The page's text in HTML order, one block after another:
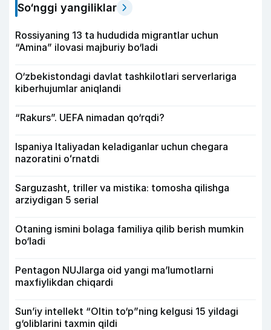
So‘nggi yangiliklar
Rossiyaning 13 ta hududida migrantlar uchun
“Amina” ilovasi majburiy bo‘ladi
O‘zbekistondagi davlat tashkilotlari serverlariga
kiberhujumlar aniqlandi
“Rakurs”. UEFA nimadan qo‘rqdi?
Ispaniya Italiyadan keladiganlar uchun chegara
nazoratini oʻrnatdi
Sarguzasht, triller va mistika: tomosha qilishga
arziydigan 5 serial
Otaning ismini bolaga familiya qilib berish mumkin
bo‘ladi
Pentagon NUJlarga oid yangi maʼlumotlarni
maxfiylikdan chiqardi
Sun’iy intellekt “Oltin to‘p”ning kelgusi 15 yildagi
g‘oliblarini taxmin qildi